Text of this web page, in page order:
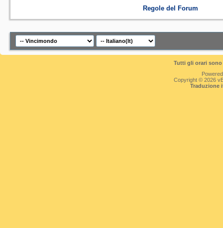
Regole del Forum
Tutti gli orari
Copyright © 2026
Traduzione